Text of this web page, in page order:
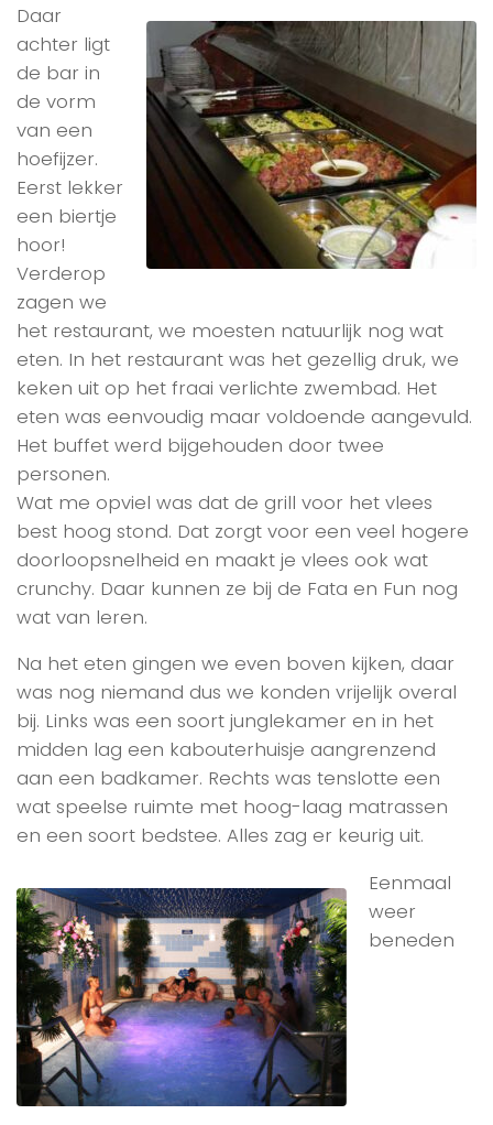
Daar
achter ligt
de bar in
de vorm
van een
hoefijzer.
Eerst lekker
een biertje
hoor!
Verderop
zagen we
het restaurant, we moesten natuurlijk nog wat
eten. In het restaurant was het gezellig druk, we
keken uit op het fraai verlichte zwembad. Het
eten was eenvoudig maar voldoende aangevuld.
Het buffet werd bijgehouden door twee
personen.
Wat me opviel was dat de grill voor het vlees
best hoog stond. Dat zorgt voor een veel hogere
doorloopsnelheid en maakt je vlees ook wat
crunchy. Daar kunnen ze bij de Fata en Fun nog
wat van leren.
Na het eten gingen we even boven kijken, daar
was nog niemand dus we konden vrijelijk overal
bij. Links was een soort junglekamer en in het
midden lag een kabouterhuisje aangrenzend
aan een badkamer. Rechts was tenslotte een
wat speelse ruimte met hoog-laag matrassen
en een soort bedstee. Alles zag er keurig uit.
Eenmaal
weer
beneden